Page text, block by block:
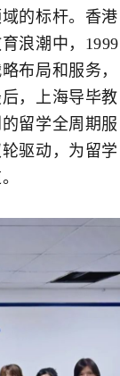
的标杆。香港
浪潮中，1999
布局和服务，
，上海导毕教
留学全周期服
驱动，为留学